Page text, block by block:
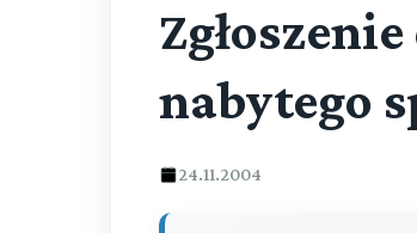
nabytego
24.11.2004